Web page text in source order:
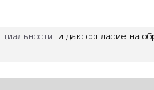
и даю согласие на